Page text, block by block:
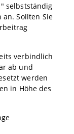
selbstständig
Sollten Sie
verbindlich
ab und
werden
in Höhe des